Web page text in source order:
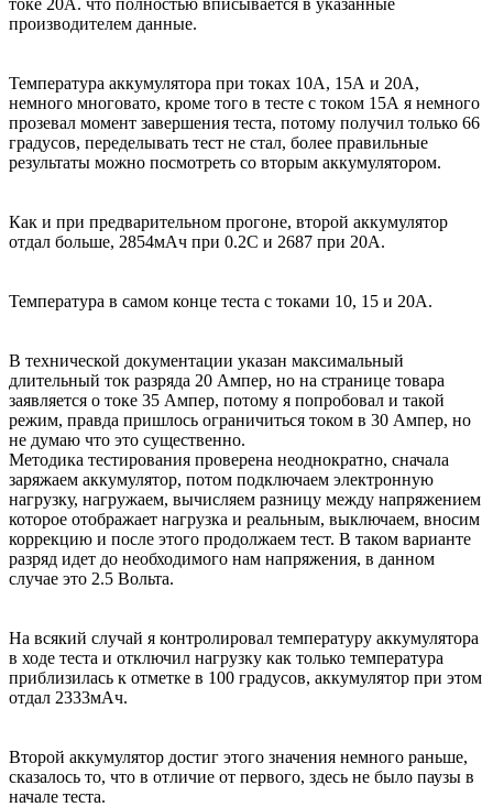
производителем данные.
Температура аккумулятора при токах 10А, 15А и 20А,
немного многовато, кроме того в тесте с током 15А я немного
прозевал момент завершения теста, потому получил только 66
градусов, переделывать тест не стал, более правильные
результаты можно посмотреть со вторым аккумулятором.
Как и при предварительном прогоне, второй аккумулятор
отдал больше, 2854мАч при 0.2С и 2687 при 20А.
Температура в самом конце теста с токами 10, 15 и 20А.
В технической документации указан максимальный
длительный ток разряда 20 Ампер, но на странице товара
заявляется о токе 35 Ампер, потому я попробовал и такой
режим, правда пришлось ограничиться током в 30 Ампер, но
не думаю что это существенно.
Методика тестирования проверена неоднократно, сначала
заряжаем аккумулятор, потом подключаем электронную
нагрузку, нагружаем, вычисляем разницу между напряжением
которое отображает нагрузка и реальным, выключаем, вносим
коррекцию и после этого продолжаем тест. В таком варианте
разряд идет до необходимого нам напряжения, в данном
случае это 2.5 Вольта.
На всякий случай я контролировал температуру аккумулятора
в ходе теста и отключил нагрузку как только температура
приблизилась к отметке в 100 градусов, аккумулятор при этом
отдал 2333мАч.
Второй аккумулятор достиг этого значения немного раньше,
сказалось то, что в отличие от первого, здесь не было паузы в
начале теста.